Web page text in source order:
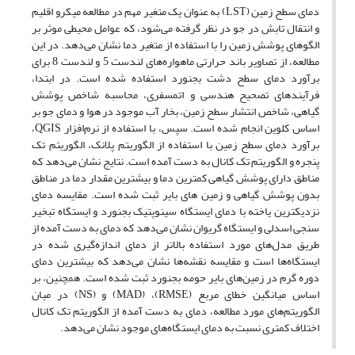
دمای سطح زمین (LST) به عنوان یک متغیر مهم در مطالعه میکرو اقلیم
و انتقال تابش در جو در نظر گرفته می‌شود، که عوامل محیطی موثر بر
الگوهای پوشش زمین را با استفاده از متغیر دما نشان می‌دهد. در این
مطالعه، از تصاویر باند حرارتی ماهواره‌‌های لندست 5 و لندست 8 برای
برآورد دمای سطح دشت بجنورد استفاده شده است. در ابتدا،
فرآیندهای تصحیح هندسی و اتمسفری، محاسبه شاخص پوشش
گیاهی، شاخص انتشار سطح زمین، بخار آب موجود در هوا و دمای جو بر
اساس کلوین انجام شده است. سپس، با استفاده از نرم‌افزار QGIS،
برآورد دمای سطح زمین با استفاده از الگوریتم پلانک، الگوریتم تک
پنجره و الگوریتم تک کانال به دست آمده است. نتایج نشان می‌‌دهد که
مناطق دارای پوشش گیاهی کمترین دما و بیشترین مقدار دما در مناطق
بدون پوشش گیاهی و زمین های بایر ثبت شده است. مقایسه دمای
نزدیکترین یاخته با دمای ایستگاه سینوپتیک بجنورد و ایستگاه تبخیر
سنجی اسدلی و ایستگاه گریوان نشان می‌‌دهد که دمای به دست آمده از
طریق مدل‌های مورد استفاده بالاتر از دمای اندازه‌‌گیری شده در
ایستگاه‌‌ها است و مقایسه نقشه‌‌ها نشان می‌‌دهد که بیشترین دمای
دوره گرم در زمین‌های بایر حومه بجنورد ثبت شده است. همچنین، بر
اساس میانگین خطای مربع (RMSE)، (MAD) و (NS) در میان
الگوریتم‌های مورد مطالعه، دمای به دست آمده از الگوریتم تک کانال
اختلاف کمتری نسبت به دمای ایستگاه‌‌های موجود نشان می‌‌دهد.